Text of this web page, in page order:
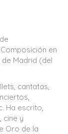
en
Madrid (del
cantatas,
Ha escrito,
cine y
Oro de la